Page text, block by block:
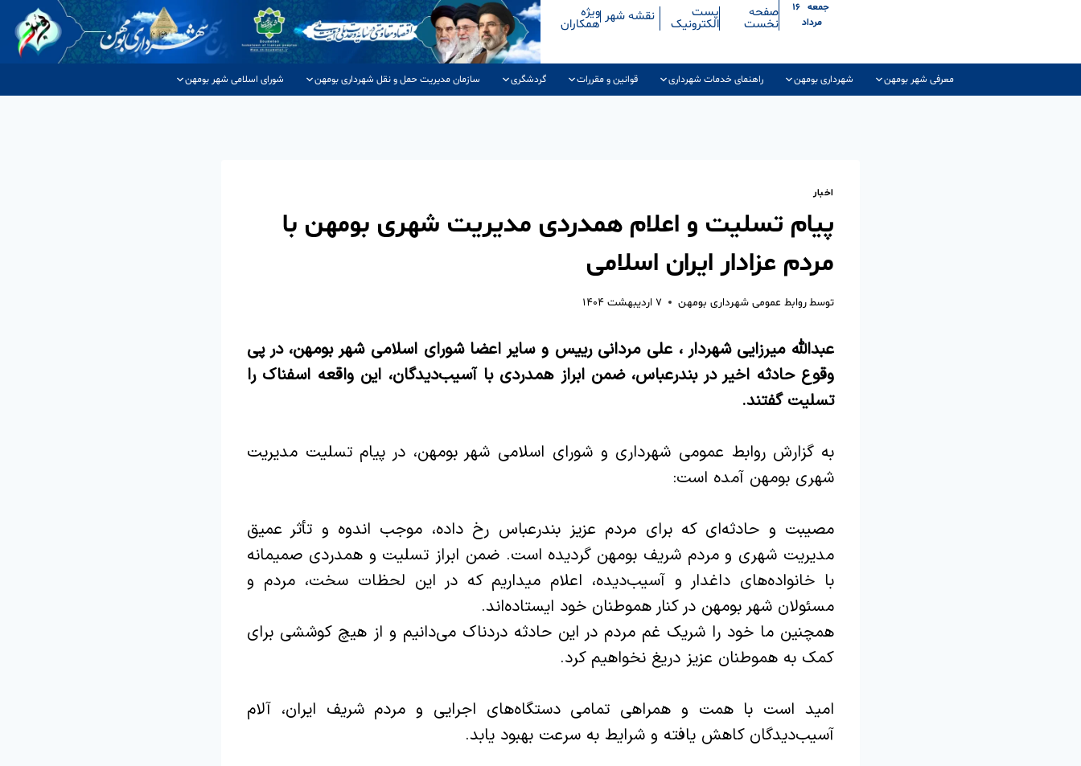
جمعه ۱۶
مرداد
صفحه
نخست
پست
الکترونیک نقشه شهر ویژه
همکاران
معرفی شهر بومهن شهرداری بومهن راهنمای خدمات شهرداری قوانین و مقررات گردشگری سازمان مدیریت حمل و نقل شهرداری بومهن شورای اسلامی شهر بومهن
اخبار
پیام تسلیت و اعلام همدردی مدیریت شهری بومهن با
مردم عزادار ایران اسلامی
توسطروابط عمومی شهرداری بومهن ۷ اردیبهشت ۱۴۰۴
عبدالله میرزایی شهردار ، علی مردانی رییس و سایر اعضا شورای اسلامی شهر بومهن، در پی
وقوع حادثه اخیر در بندرعباس، ضمن ابراز همدردی با آسیب‌دیدگان، این واقعه اسفناک را
تسلیت گفتند.‌
به گزارش روابط عمومی شهرداری و شورای اسلامی شهر بومهن، در پیام تسلیت مدیریت
شهری بومهن آمده است:
مصیبت و حادثه‌ای که برای مردم عزیز بندرعباس رخ داده، موجب اندوه و تأثر عمیق
مدیریت شهری و مردم شریف بومهن گردیده است. ضمن ابراز تسلیت و همدردی صمیمانه
با خانواده‌های داغدار و آسیب‌دیده، اعلام میداریم که در این لحظات سخت، مردم و
مسئولان شهر بومهن در کنار هموطنان خود ایستاده‌اند.
همچنین ما خود را شریک غم مردم در این حادثه دردناک می‌دانیم و از هیچ کوششی برای
کمک به هموطنان عزیز دریغ نخواهیم کرد.
امید است با همت و همراهی تمامی دستگاه‌های اجرایی و مردم شریف ایران، آلام
آسیب‌دیدگان کاهش یافته و شرایط به سرعت بهبود یابد.